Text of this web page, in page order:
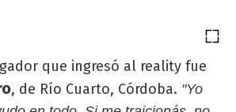
que ingresó al reality fue
, de Río Cuarto, Córdoba. "Yo